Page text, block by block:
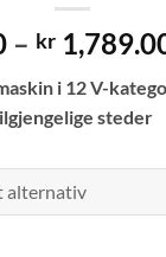
– kr
i 12 V-
steder